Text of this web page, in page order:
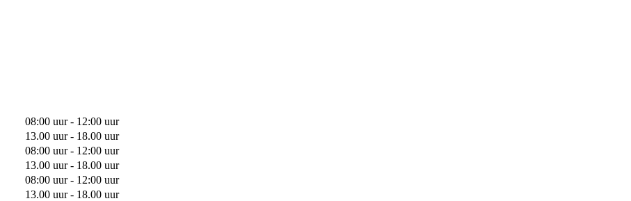
08:00 uur - 12:00 uur
13.00 uur - 18.00 uur
08:00 uur - 12:00 uur
13.00 uur - 18.00 uur
08:00 uur - 12:00 uur
13.00 uur - 18.00 uur